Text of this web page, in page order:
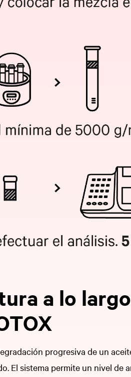
a lo
progresiva de un
El sistema permite un nivel de